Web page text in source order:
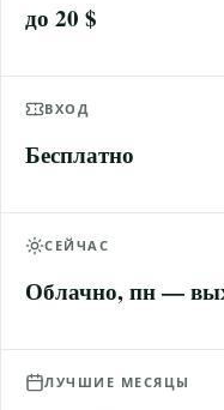
до 20 $
ВХОД
Бесплатно
СЕЙЧАС
Облачно, пн —
ЛУЧШИЕ МЕСЯЦЫ